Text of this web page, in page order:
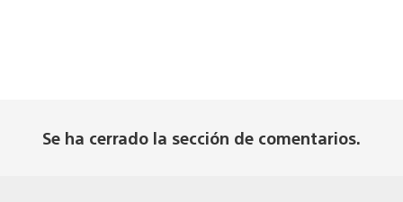
Se ha cerrado la sección de comentarios.